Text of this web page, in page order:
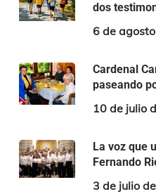
dos
6 de
Cardenal
paseando
10 de julio
La voz que
Fernando
3 de julio